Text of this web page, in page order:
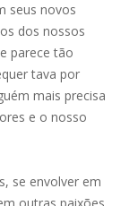
seus novos
dos nossos
parece tão
tava por
mais precisa
e o nosso
se envolver em